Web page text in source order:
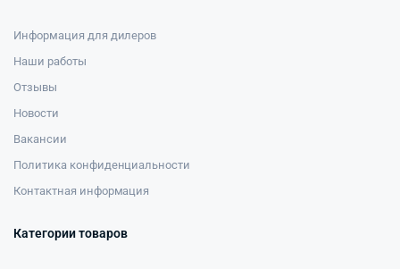
Информация для дилеров
Наши работы
Отзывы
Новости
Вакансии
Политика конфиденциальности
Контактная информация
Категории товаров